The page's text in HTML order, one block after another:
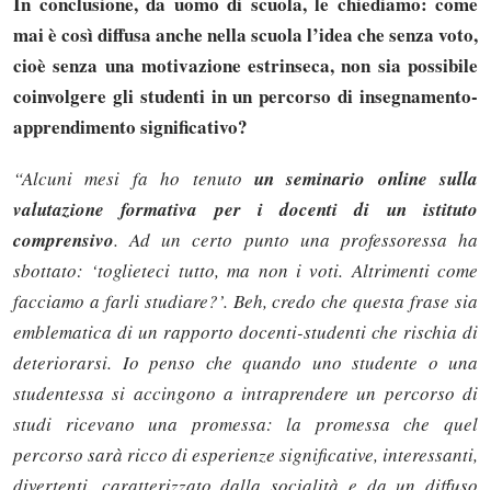
mai è così diffusa anche nella scuola l’idea che senza voto,
cioè senza una motivazione estrinseca, non sia possibile
coinvolgere gli studenti in un percorso di insegnamento-
apprendimento significativo?
“Alcuni mesi fa ho tenuto un seminario online sulla
valutazione formativa per i docenti di un istituto
comprensivo. Ad un certo punto una professoressa ha
sbottato: ‘toglieteci tutto, ma non i voti. Altrimenti come
facciamo a farli studiare?’. Beh, credo che questa frase sia
emblematica di un rapporto docenti-studenti che rischia di
deteriorarsi. Io penso che quando uno studente o una
studentessa si accingono a intraprendere un percorso di
studi ricevano una promessa: la promessa che quel
percorso sarà ricco di esperienze significative, interessanti,